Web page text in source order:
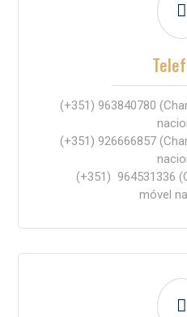

(+351) 963840780
(+351) 926666857
(+351) 964531336
móvel
